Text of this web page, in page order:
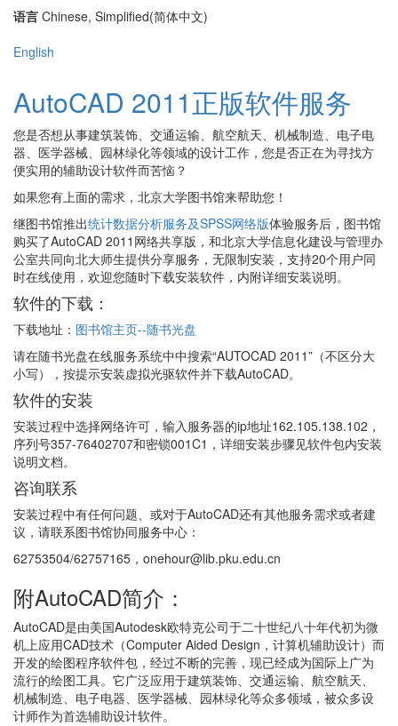
语言 Chinese, Simplified(简体中文)
English
AutoCAD 2011正版软件服务
您是否想从事建筑装饰、交通运输、航空航天、机械制造、电子电
器、医学器械、园林绿化等领域的设计工作，您是否正在为寻找方
便实用的辅助设计软件而苦恼？
如果您有上面的需求，北京大学图书馆来帮助您！
继图书馆推出统计数据分析服务及SPSS网络版体验服务后，图书馆
购买了AutoCAD 2011网络共享版，和北京大学信息化建设与管理办
公室共同向北大师生提供分享服务，无限制安装，支持20个用户同
时在线使用，欢迎您随时下载安装软件，内附详细安装说明。
软件的下载：
下载地址： 图书馆主页--随书光盘
请在随书光盘在线服务系统中中搜索“AUTOCAD 2011”（不区分大
小写），按提示安装虚拟光驱软件并下载AutoCAD。
软件的安装
安装过程中选择网络许可，输入服务器的ip地址162.105.138.102，
序列号357-76402707和密锁001C1，详细安装步骤见软件包内安装
说明文档。
咨询联系
安装过程中有任何问题、或对于AutoCAD还有其他服务需求或者建
议，请联系图书馆协同服务中心：
62753504/62757165，onehour@lib.pku.edu.cn
附AutoCAD简介：
AutoCAD是由美国Autodesk欧特克公司于二十世纪八十年代初为微
机上应用CAD技术（Computer Aided Design，计算机辅助设计）而
开发的绘图程序软件包，经过不断的完善，现已经成为国际上广为
流行的绘图工具。它广泛应用于建筑装饰、交通运输、航空航天、
机械制造、电子电器、医学器械、园林绿化等众多领域，被众多设
计师作为首选辅助设计软件。